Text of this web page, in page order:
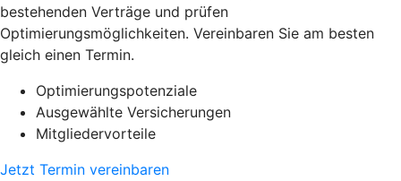
bestehenden Verträge und prüfen
Optimierungsmöglichkeiten. Vereinbaren Sie am besten
gleich einen Termin.
Optimierungspotenziale
Ausgewählte Versicherungen
Mitgliedervorteile
Jetzt Termin vereinbaren